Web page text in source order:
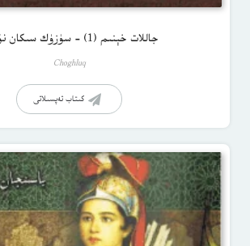
جاللات خېنىم (1) – سۈزۈك سىكان نۇسخا
Choghluq
كىتاب تەپسىلاتى